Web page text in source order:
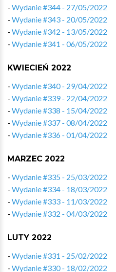
- Wydanie #344 - 27/05/2022
- Wydanie #343 - 20/05/2022
- Wydanie #342 - 13/05/2022
- Wydanie #341 - 06/05/2022
KWIECIEŃ 2022
- Wydanie #340 - 29/04/2022
- Wydanie #339 - 22/04/2022
- Wydanie #338 - 15/04/2022
- Wydanie #337 - 08/04/2022
- Wydanie #336 - 01/04/2022
MARZEC 2022
- Wydanie #335 - 25/03/2022
- Wydanie #334 - 18/03/2022
- Wydanie #333 - 11/03/2022
- Wydanie #332 - 04/03/2022
LUTY 2022
- Wydanie #331 - 25/02/2022
- Wydanie #330 - 18/02/2022